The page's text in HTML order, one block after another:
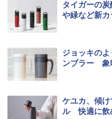
タイガーの
や緑など新カ
ジョッキの
ンブラー 象
ケユカ、傾け
ル 快適に飲